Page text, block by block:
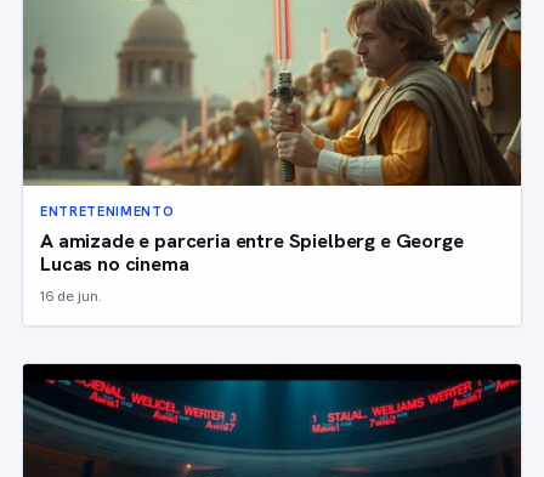
ENTRETENIMENTO
A amizade e parceria entre Spielberg e George
Lucas no cinema
16 de jun.